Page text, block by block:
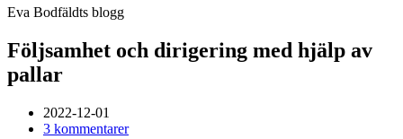
Eva Bodfäldts blogg
Följsamhet och dirigering med hjälp av
pallar
2022-12-01
3 kommentarer